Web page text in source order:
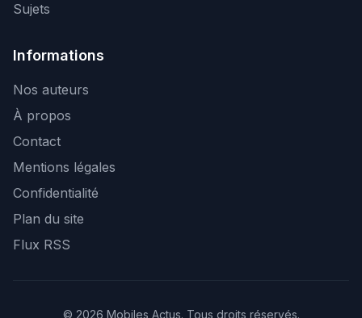
Sujets
Informations
Nos auteurs
À propos
Contact
Mentions légales
Confidentialité
Plan du site
Flux RSS
© 2026 Mobiles Actus. Tous droits réservés.